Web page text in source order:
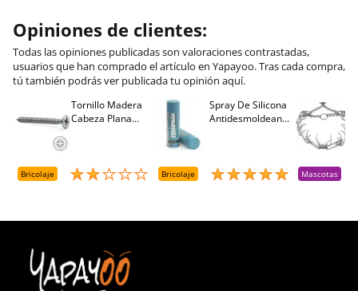
Opiniones de clientes:
Todas las opiniones publicadas son valoraciones contrastadas,
usuarios que han comprado el artículo en Yapayoo. Tras cada compra,
tú también podrás ver publicada tu opinión aquí.
Tornillo Madera
Cabeza Plana
Bricolaje
Spray De Silicona
Antidesmoldeante
Bricolaje Mascotas